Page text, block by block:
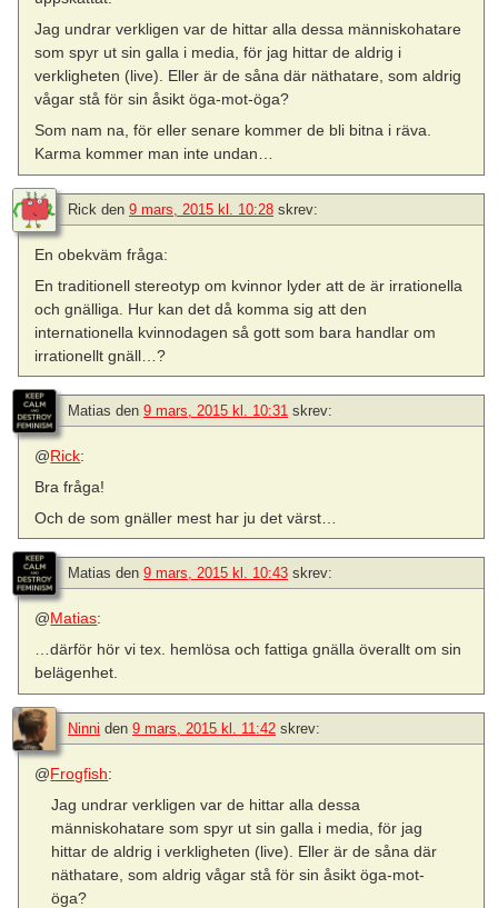
Jag undrar verkligen var de hittar alla dessa människohatare
som spyr ut sin galla i media, för jag hittar de aldrig i
verkligheten (live). Eller är de såna där näthatare, som aldrig
vågar stå för sin åsikt öga-mot-öga?
Som nam na, för eller senare kommer de bli bitna i räva.
Karma kommer man inte undan…
Rick den 9 mars, 2015 kl. 10:28 skrev:
En obekväm fråga:
En traditionell stereotyp om kvinnor lyder att de är irrationella
och gnälliga. Hur kan det då komma sig att den
internationella kvinnodagen så gott som bara handlar om
irrationellt gnäll…?
Matias den 9 mars, 2015 kl. 10:31 skrev:
@Rick:
Bra fråga!
Och de som gnäller mest har ju det värst…
Matias den 9 mars, 2015 kl. 10:43 skrev:
@Matias:
…därför hör vi tex. hemlösa och fattiga gnälla överallt om sin
belägenhet.
Ninni den 9 mars, 2015 kl. 11:42 skrev:
@Frogfish:
Jag undrar verkligen var de hittar alla dessa
människohatare som spyr ut sin galla i media, för jag
hittar de aldrig i verkligheten (live). Eller är de såna där
näthatare, som aldrig vågar stå för sin åsikt öga-mot-
öga?